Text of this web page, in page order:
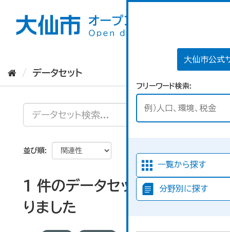
大仙市公式
フリーワード検索
一覧から探す
分野別に探す
データセット
並び順
1 件のデータセットが見つか
りました